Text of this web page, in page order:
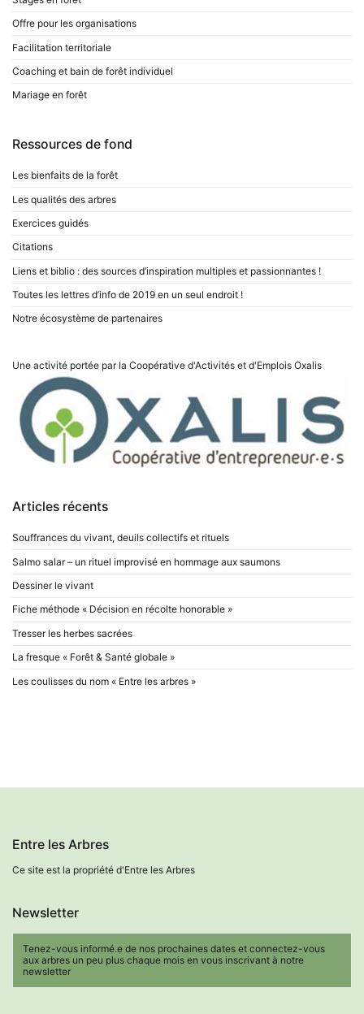
Offre pour les organisations
Facilitation territoriale
Coaching et bain de forêt individuel
Mariage en forêt
Ressources de fond
Les bienfaits de la forêt
Les qualités des arbres
Exercices guidés
Citations
Liens et biblio : des sources d’inspiration multiples et passionnantes !
Toutes les lettres d’info de 2019 en un seul endroit !
Notre écosystème de partenaires
Une activité portée par la Coopérative d'Activités et d'Emplois Oxalis
Articles récents
Souffrances du vivant, deuils collectifs et rituels
Salmo salar – un rituel improvisé en hommage aux saumons
Dessiner le vivant
Fiche méthode « Décision en récolte honorable »
Tresser les herbes sacrées
La fresque « Forêt & Santé globale »
Les coulisses du nom « Entre les arbres »
Entre les Arbres
Ce site est la propriété d'Entre les Arbres
Newsletter
Tenez-vous informé.e de nos prochaines dates et connectez-vous
aux arbres un peu plus chaque mois en vous inscrivant à notre
newsletter